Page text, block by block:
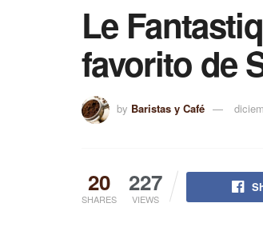
Le
favorito de
by Baristas y Café
20
SHARES
227
VIEWS